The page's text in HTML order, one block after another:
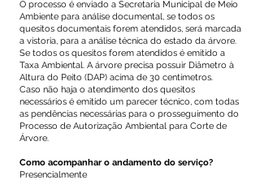
O processo é enviado a Secretaria Municipal de Meio
Ambiente para análise documental, se todos os
quesitos documentais forem atendidos, será marcada
a vistoria, para a análise técnica do estado da árvore.
Se todos os quesitos forem atendidos é emitido a
Taxa Ambiental. A árvore precisa possuir Diâmetro à
Altura do Peito (DAP) acima de 30 centímetros.
Caso não haja o atendimento dos quesitos
necessários é emitido um parecer técnico, com todas
as pendências necessárias para o prosseguimento do
Processo de Autorização Ambiental para Corte de
Árvore.
Como acompanhar o andamento do serviço?
Presencialmente